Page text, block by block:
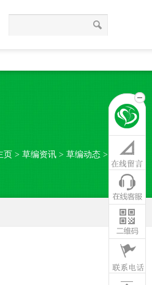
稻夫草编制品厂
页 > 草编资讯 > 草编动态 >